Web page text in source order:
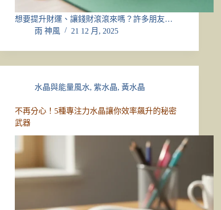
想要提升財運、讓錢財滾滾來嗎？許多朋友…
雨 神風
21 12 月, 2025
水晶與能量風水, 紫水晶, 黃水晶
不再分心！5種專注力水晶讓你效率飆升的秘密
武器